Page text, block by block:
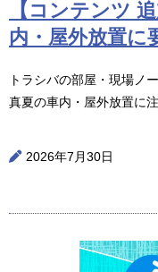
【コンテンツ
内・屋外放置に
トラシバの部屋・現場ノ
真夏の車内・屋外放置に
2026年7月30日